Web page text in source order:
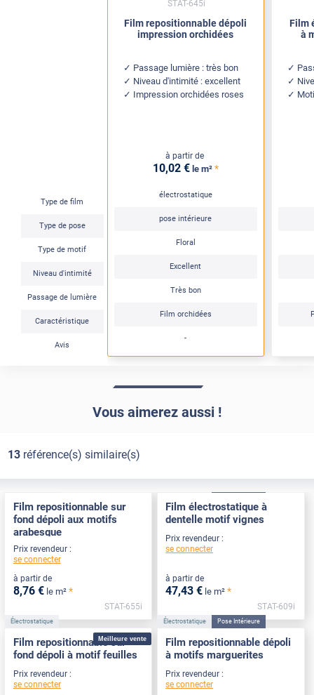
Type de film
Type de pose
Type de motif
Niveau d'intimité
Passage de lumière
Caractéristique
Avis
Film repositionnable dépoli
impression orchidées
Passage lumière : très bon
Niveau d'intimité : excellent
Impression orchidées roses
à partir de
10,02 € le m² *
électrostatique
pose intérieure
Floral
Excellent
Très bon
Film orchidées
-
STAT-645i
Film
à
Vous aimerez aussi !
13référence(s) similaire(s)
Film repositionnable sur
fond dépoli aux motifs
arabesque
Prix revendeur :
se connecter
à partir de
8,76 € le m² *
STAT-655i
Film électrostatique à
dentelle motif vignes
Prix revendeur :
se connecter
à partir de
47,43 € le m² *
STAT-609i
Meilleure vente
Électrostatique
Film repositionnable sur
fond dépoli à motif feuilles
Prix revendeur :
se connecter
Électrostatique Pose Intérieure
Film repositionnable dépoli
à motifs marguerites
Prix revendeur :
se connecter